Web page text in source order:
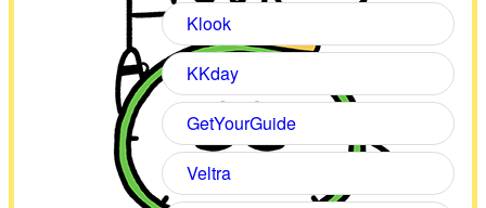
Klook
KKday
GetYourGuide
Veltra